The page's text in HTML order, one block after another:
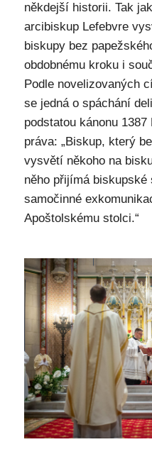
někdejší historii. Tak
arcibiskup Lefebvre
biskupy bez
obdobnému kroku i
Podle novelizovaných
se jedná o spáchání
podstatou kánonu
práva: „Biskup, který
vysvětí někoho na
něho přijímá
samočinné
Apoštolskému stolci.“